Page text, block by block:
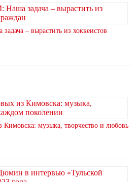
– вырастить из хоккеистов
музыка, творчество и любовь